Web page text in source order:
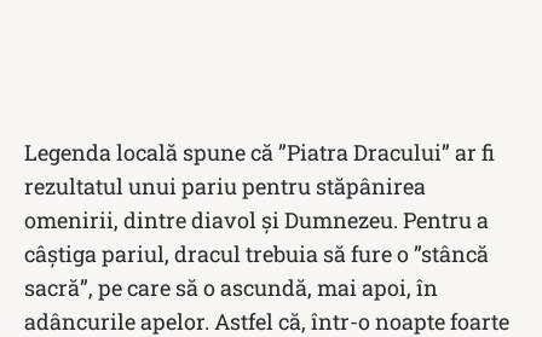
Legenda locală spune că ”Piatra Dracului” ar fi
rezultatul unui pariu pentru stăpânirea
omenirii, dintre diavol şi Dumnezeu. Pentru a
câștiga pariul, dracul trebuia să fure o ”stâncă
sacră”, pe care să o ascundă, mai apoi, în
adâncurile apelor. Astfel că, într-o noapte foarte